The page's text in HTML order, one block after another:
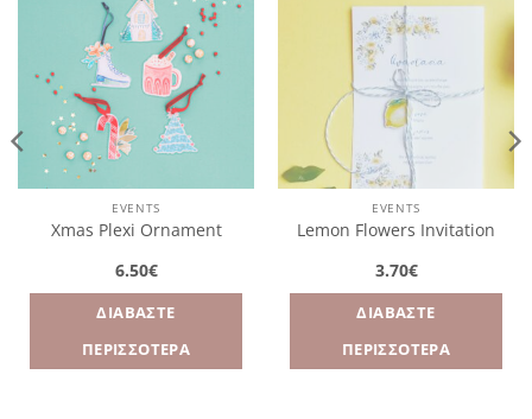
Πρόσθήκη
στην
λίστα
επιθυμιών
EVENTS
Xmas Plexi Ornament
6.50€
ΔΙΑΒΆΣΤΕ
ΠΕΡΙΣΣΌΤΕΡΑ
Πρόσθήκη
επιθυμιών
EVENTS
Lemon Flowers Invitation
3.70€
ΔΙΑΒΆΣΤΕ
ΠΕΡΙΣΣΌΤΕΡΑ